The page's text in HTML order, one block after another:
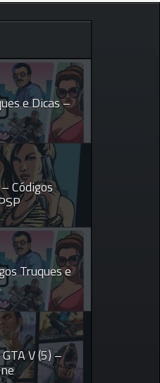
e Dicas –
Códigos
Truques e
V (5) –